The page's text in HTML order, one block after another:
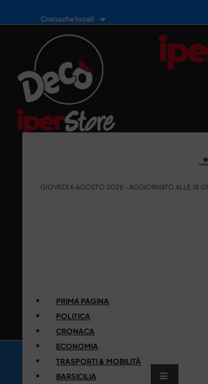
Cronache locali
GIOVEDÌ 6 AGOSTO 2026 - AGGIORNATO ALLE 18:01
PRIMA PAGINA
POLITICA
CRONACA
ECONOMIA
TRASPORTI & MOBILITÀ
BARSICILIA